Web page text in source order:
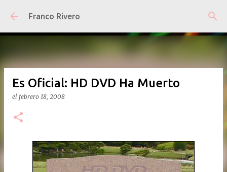
Ir al contenido principal
Franco Rivero
Es Oficial: HD DVD Ha Muerto
el febrero 18, 2008